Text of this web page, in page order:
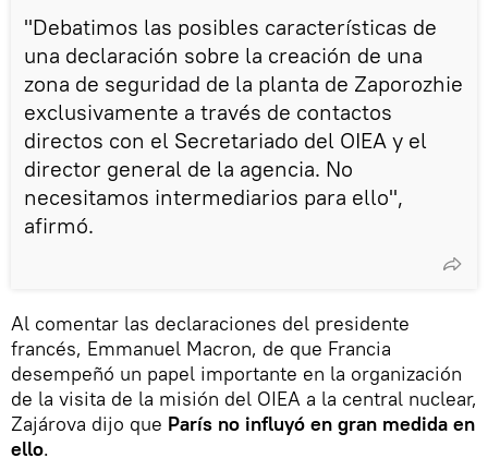
"Debatimos las posibles características de
una declaración sobre la creación de una
zona de seguridad de la planta de Zaporozhie
exclusivamente a través de contactos
directos con el Secretariado del OIEA y el
director general de la agencia. No
necesitamos intermediarios para ello",
afirmó.
Al comentar las declaraciones del presidente
francés, Emmanuel Macron, de que Francia
desempeñó un papel importante en la organización
de la visita de la misión del OIEA a la central nuclear,
Zajárova dijo que París no influyó en gran medida en
ello.